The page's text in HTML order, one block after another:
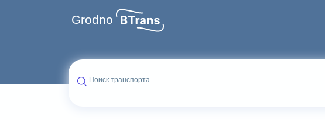
Grodno
Поиск транспорта